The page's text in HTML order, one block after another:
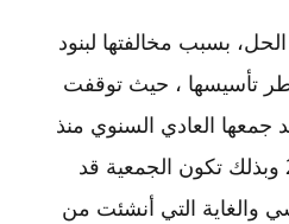
بسبب مخالفتها لبنود
تأسيسها ، حيث توقفت
جمعها العادي السنوي منذ
سنة 2007 إلى غاية 2023 وبذلك تكون الجمعية قد
والغاية التي أنشئت من